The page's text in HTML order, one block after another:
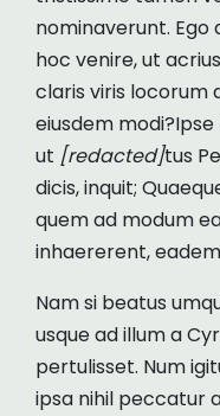
nominaverunt. Ego
hoc venire, ut
claris viris locorum
eiusdem
ut [redacted]tus
dicis, inquit;
quem ad modum
inhaererent,
Nam si beatus
usque ad illum a
pertulisset. Num
ipsa nihil peccatur